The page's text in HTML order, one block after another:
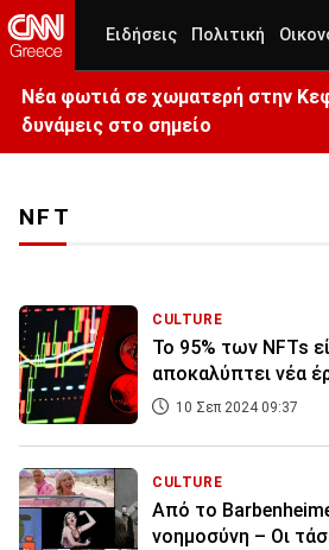
Ειδήσεις Πολιτική
Νέα φωτιά σε χωματερή στην
δυνάμεις στο σημείο
NFT
CULTURE
Το 95% των NFTs
αποκαλύπτει νέα
10 Σεπ 2024 09:37
CULTURE
Από το
νοημοσύνη – Οι